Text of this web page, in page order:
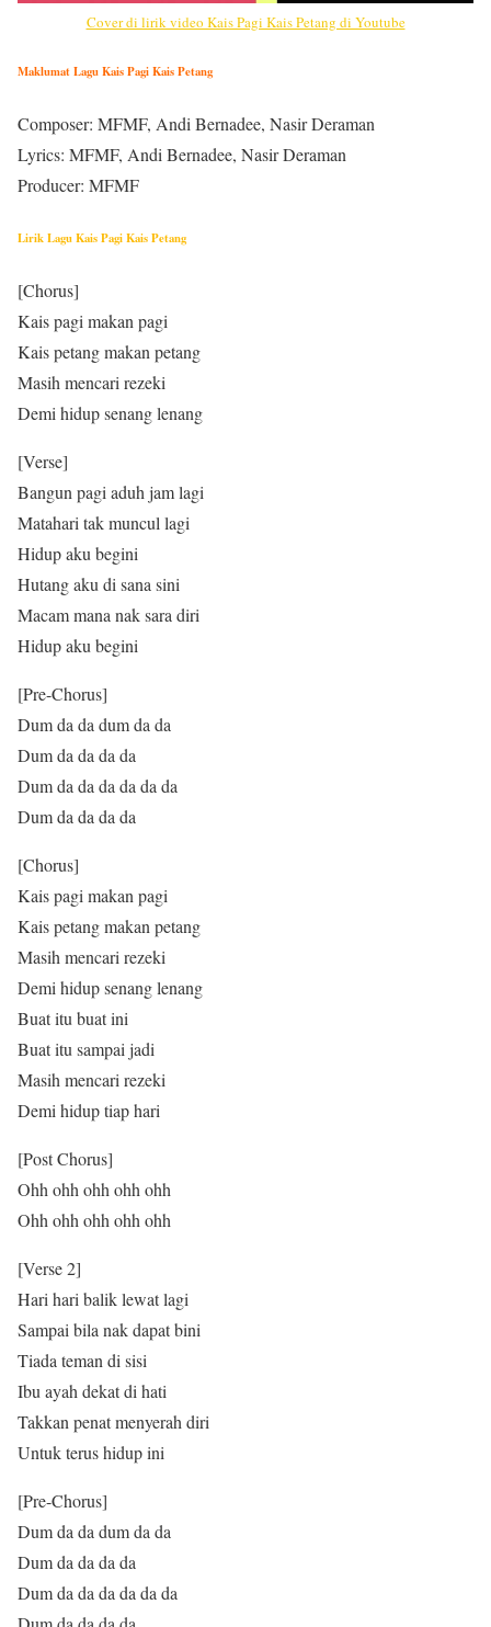
Cover di lirik video Kais Pagi Kais Petang di Youtube
Maklumat Lagu Kais Pagi Kais Petang
Composer: MFMF, Andi Bernadee, Nasir Deraman
Lyrics: MFMF, Andi Bernadee, Nasir Deraman
Producer: MFMF
Lirik Lagu Kais Pagi Kais Petang
[Chorus]
Kais pagi makan pagi
Kais petang makan petang
Masih mencari rezeki
Demi hidup senang lenang
[Verse]
Bangun pagi aduh jam lagi
Matahari tak muncul lagi
Hidup aku begini
Hutang aku di sana sini
Macam mana nak sara diri
Hidup aku begini
[Pre-Chorus]
Dum da da dum da da
Dum da da da da
Dum da da da da da da
Dum da da da da
[Chorus]
Kais pagi makan pagi
Kais petang makan petang
Masih mencari rezeki
Demi hidup senang lenang
Buat itu buat ini
Buat itu sampai jadi
Masih mencari rezeki
Demi hidup tiap hari
[Post Chorus]
Ohh ohh ohh ohh ohh
Ohh ohh ohh ohh ohh
[Verse 2]
Hari hari balik lewat lagi
Sampai bila nak dapat bini
Tiada teman di sisi
Ibu ayah dekat di hati
Takkan penat menyerah diri
Untuk terus hidup ini
[Pre-Chorus]
Dum da da dum da da
Dum da da da da
Dum da da da da da da